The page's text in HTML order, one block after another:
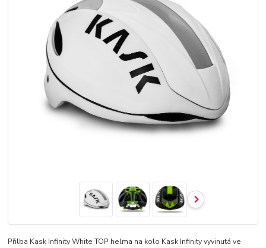
Přilba Kask Infinity White TOP helma na kolo Kask Infinity vyvinutá ve